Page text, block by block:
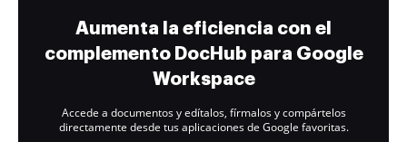
Aumenta la eficiencia con el
complemento DocHub para Google
Workspace
Accede a documentos y edítalos, fírmalos y compártelos
directamente desde tus aplicaciones de Google favoritas.